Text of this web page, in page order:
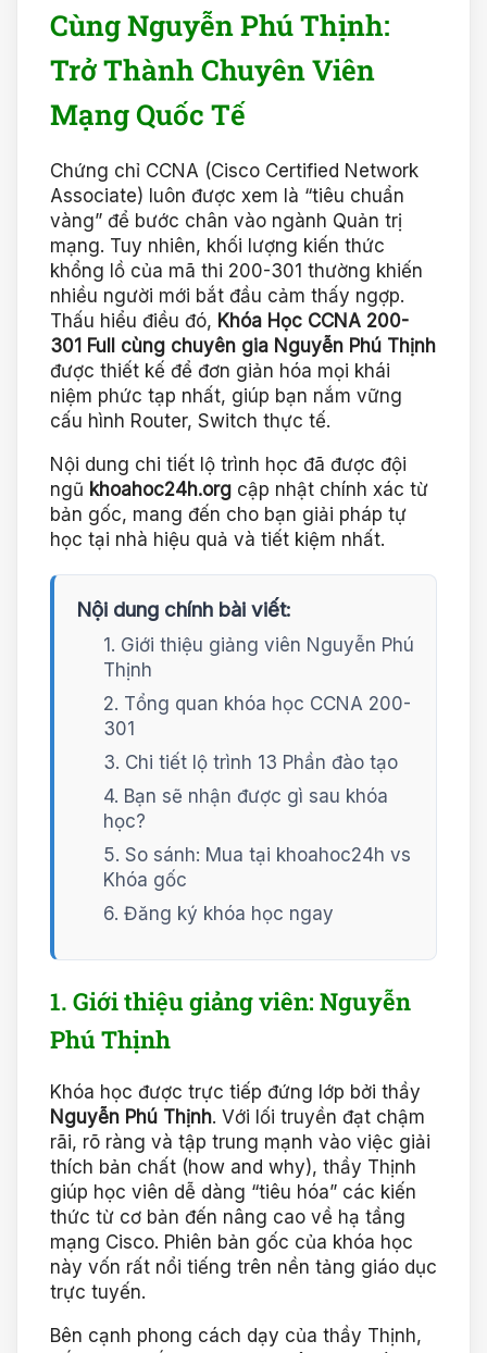
Cùng Nguyễn Phú Thịnh:
Trở Thành Chuyên Viên
Mạng Quốc Tế
Chứng chỉ CCNA (Cisco Certified Network
Associate) luôn được xem là “tiêu chuẩn
vàng” để bước chân vào ngành Quản trị
mạng. Tuy nhiên, khối lượng kiến thức
khổng lồ của mã thi 200-301 thường khiến
nhiều người mới bắt đầu cảm thấy ngợp.
Thấu hiểu điều đó, Khóa Học CCNA 200-
301 Full cùng chuyên gia Nguyễn Phú Thịnh
được thiết kế để đơn giản hóa mọi khái
niệm phức tạp nhất, giúp bạn nắm vững
cấu hình Router, Switch thực tế.
Nội dung chi tiết lộ trình học đã được đội
ngũ khoahoc24h.org cập nhật chính xác từ
bản gốc, mang đến cho bạn giải pháp tự
học tại nhà hiệu quả và tiết kiệm nhất.
Nội dung chính bài viết:
1. Giới thiệu giảng viên Nguyễn Phú
Thịnh
2. Tổng quan khóa học CCNA 200-
301
3. Chi tiết lộ trình 13 Phần đào tạo
4. Bạn sẽ nhận được gì sau khóa
học?
5. So sánh: Mua tại khoahoc24h vs
Khóa gốc
6. Đăng ký khóa học ngay
1. Giới thiệu giảng viên: Nguyễn
Phú Thịnh
Khóa học được trực tiếp đứng lớp bởi thầy
Nguyễn Phú Thịnh. Với lối truyền đạt chậm
rãi, rõ ràng và tập trung mạnh vào việc giải
thích bản chất (how and why), thầy Thịnh
giúp học viên dễ dàng “tiêu hóa” các kiến
thức từ cơ bản đến nâng cao về hạ tầng
mạng Cisco. Phiên bản gốc của khóa học
này vốn rất nổi tiếng trên nền tảng giáo dục
trực tuyến.
Bên cạnh phong cách dạy của thầy Thịnh,